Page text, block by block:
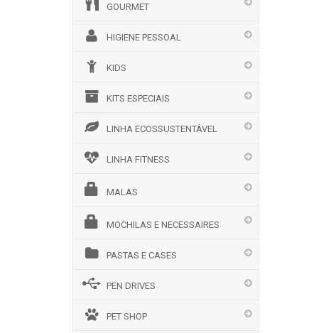
GOURMET
HIGIENE PESSOAL
KIDS
KITS ESPECIAIS
LINHA ECOSSUSTENTÁVEL
LINHA FITNESS
MALAS
MOCHILAS E NECESSAIRES
PASTAS E CASES
PEN DRIVES
PET SHOP